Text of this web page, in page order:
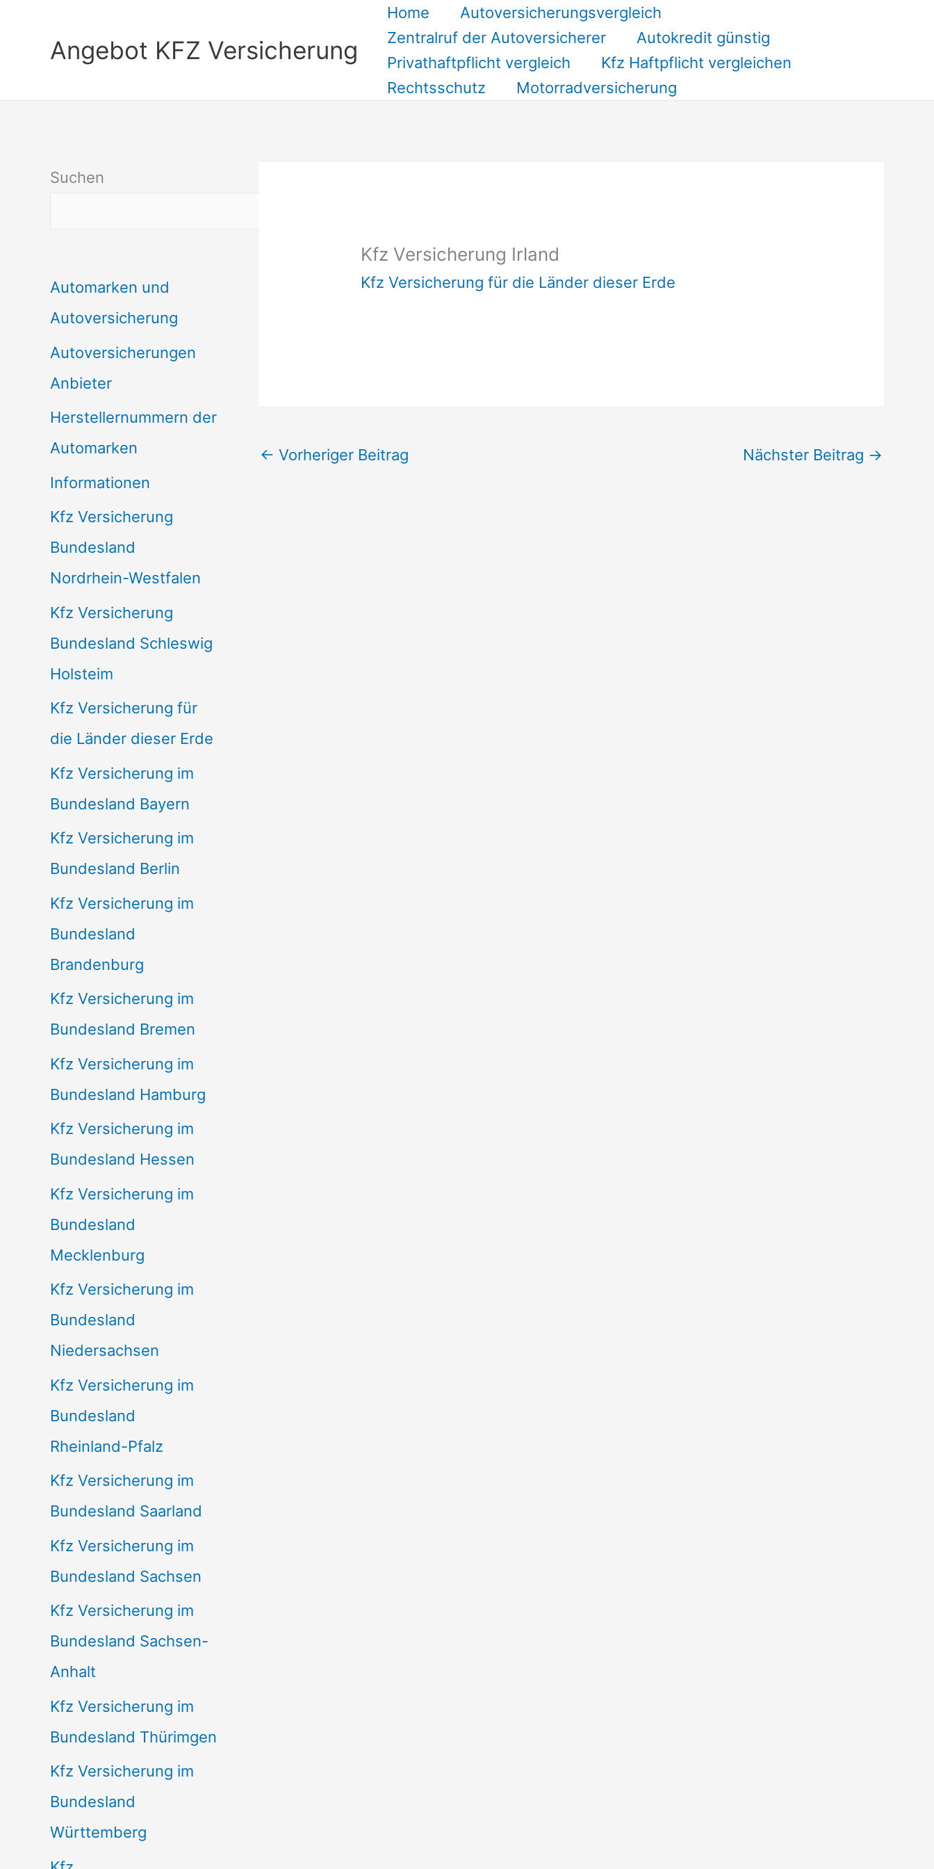
springenAngebot KFZ Versicherung
Home
Autoversicherungsvergleich
Zentralruf der Autoversicherer
Autokredit günstig
Privathaftpflicht vergleich
Kfz Haftpflicht vergleichen
Rechtsschutz
Motorradversicherung
Suchen
Automarken und
Autoversicherung
Autoversicherungen
Anbieter
Herstellernummern der
Automarken
Informationen
Kfz Versicherung
Bundesland
Nordrhein-Westfalen
Kfz Versicherung
Bundesland Schleswig
Holsteim
Kfz Versicherung für
die Länder dieser Erde
Kfz Versicherung im
Bundesland Bayern
Kfz Versicherung im
Bundesland Berlin
Kfz Versicherung im
Bundesland
Brandenburg
Kfz Versicherung im
Bundesland Bremen
Kfz Versicherung im
Bundesland Hamburg
Kfz Versicherung im
Bundesland Hessen
Kfz Versicherung im
Bundesland
Mecklenburg
Kfz Versicherung im
Bundesland
Niedersachsen
Kfz Versicherung im
Bundesland
Rheinland-Pfalz
Kfz Versicherung im
Bundesland Saarland
Kfz Versicherung im
Bundesland Sachsen
Kfz Versicherung im
Bundesland Sachsen-
Anhalt
Kfz Versicherung im
Bundesland Thürimgen
Kfz Versicherung im
Bundesland
Württemberg
Kfz Versicherung Irland
Kfz Versicherung für die Länder dieser Erde
← Vorheriger Beitrag Nächster Beitrag →